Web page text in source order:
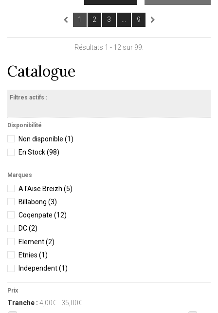
1 2 3 9
Résultats 1 - 12 sur 99.
Catalogue
Filtres actifs :
Disponibilité
Non disponible (1)
En Stock(98)
Marques
A l'Aise Breizh (5)
Billabong (3)
Coqenpate (12)
DC(2)
Element(2)
Etnies (1)
Independent(1)
Papylou
Prix
Tranche : 4,00€ - 35,00€